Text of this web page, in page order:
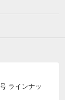
ラインナッ